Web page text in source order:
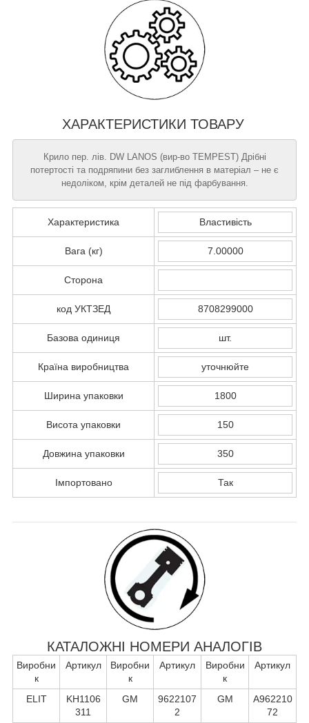
ХАРАКТЕРИСТИКИ ТОВАРУ
Крило пер. лів. DW LANOS (вир-во TEMPEST) Дрібні
потертості та подряпини без заглиблення в матеріал – не є
недоліком, крім деталей не під фарбування.
Характеристика Властивість
Вага (кг) 7.00000
Сторона
код УКТЗЕД 8708299000
Базова одиниця шт.
Країна виробництва уточнюйте
Ширина упаковки 1800
Висота упаковки 150
Довжина упаковки 350
Імпортовано Так
КАТАЛОЖНІ НОМЕРИ АНАЛОГІВ
Виробни
к
Артикул
Виробни
к
Артикул
Виробни
к
Артикул
ELIT
KH1106
311
GM
9622107
2
GM
A962210
72